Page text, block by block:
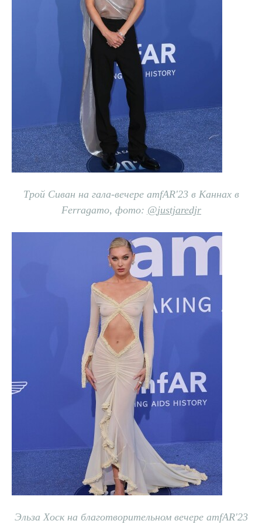
Трой Сиван на гала-вечере amfAR'23 в Каннах в
Ferragamo, фото: @justjaredjr
Эльза Хоск на благотворительном вечере amfAR'23